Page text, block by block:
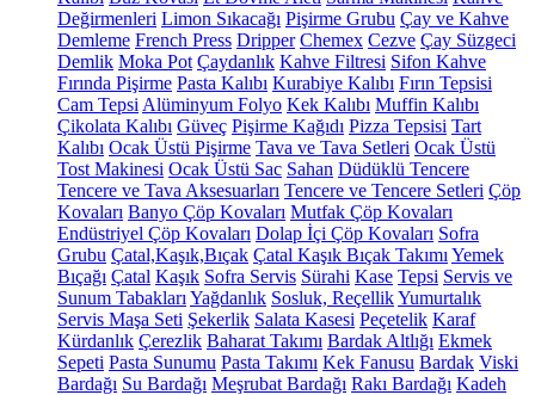
Değirmenleri Limon Sıkacağı Pişirme Grubu Çay ve Kahve
Demleme French Press Dripper Chemex Cezve Çay Süzgeci
Demlik Moka Pot Çaydanlık Kahve Filtresi Sifon Kahve
Fırında Pişirme Pasta Kalıbı Kurabiye Kalıbı Fırın Tepsisi
Cam Tepsi Alüminyum Folyo Kek Kalıbı Muffin Kalıbı
Çikolata Kalıbı Güveç Pişirme Kağıdı Pizza Tepsisi Tart
Kalıbı Ocak Üstü Pişirme Tava ve Tava Setleri Ocak Üstü
Tost Makinesi Ocak Üstü Sac Sahan Düdüklü Tencere
Tencere ve Tava Aksesuarları Tencere ve Tencere Setleri Çöp
Kovaları Banyo Çöp Kovaları Mutfak Çöp Kovaları
Endüstriyel Çöp Kovaları Dolap İçi Çöp Kovaları Sofra
Grubu Çatal,Kaşık,Bıçak Çatal Kaşık Bıçak Takımı Yemek
Bıçağı Çatal Kaşık Sofra Servis Sürahi Kase Tepsi Servis ve
Sunum Tabakları Yağdanlık Sosluk, ReçellikYumurtalık
Servis Maşa Seti Şekerlik Salata Kasesi Peçetelik Karaf
Kürdanlık Çerezlik Baharat Takımı Bardak Altlığı Ekmek
Sepeti Pasta Sunumu Pasta Takımı Kek Fanusu Bardak Viski
Bardağı Su Bardağı Meşrubat Bardağı Rakı Bardağı Kadeh